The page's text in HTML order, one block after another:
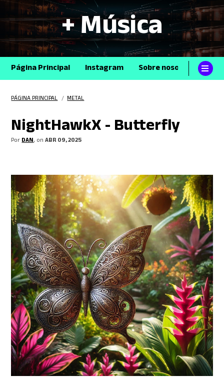
+ Música
Página Principal Instagram Sobre nosotros
PÁGINA PRINCIPAL /METAL
NightHawkX - Butterfly
PorDAN, onABR 09, 2025